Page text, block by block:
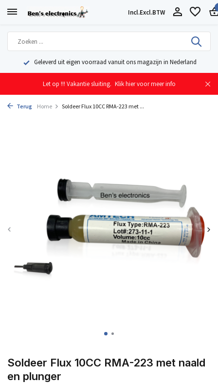
Incl.Excl.BTW
Geleverd uit eigen voorraad vanuit ons magazijn in Nederland
Let op !!! Vakantie sluiting. Klik hier voor meer info
Terug Home Soldeer Flux 10CC RMA-223 met ...
Soldeer Flux 10CC RMA-223 met naald
en plunger